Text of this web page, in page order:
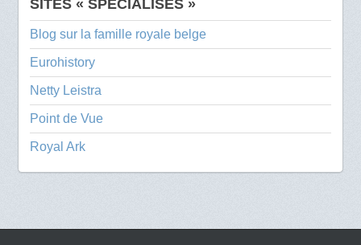
SITES « SPÉCIALISÉS »
Blog sur la famille royale belge
Eurohistory
Netty Leistra
Point de Vue
Royal Ark